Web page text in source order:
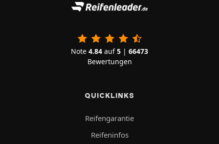
Note 4.84 auf5 | 66473
Bewertungen
QUICKLINKS
Reifengarantie
Reifeninfos